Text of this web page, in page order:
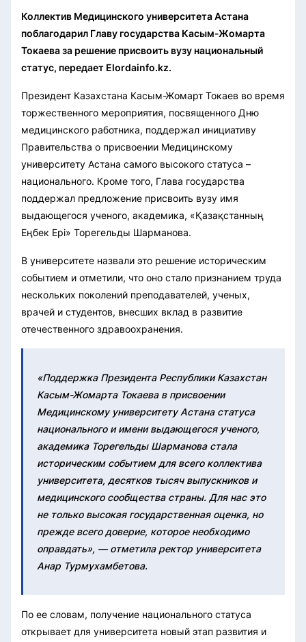
Коллектив Медицинского университета Астана
поблагодарил Главу государства Касым-Жомарта
Токаева за решение присвоить вузу национальный
статус, передает Elordainfo.kz.
Президент Казахстана Касым-Жомарт Токаев во время
торжественного мероприятия, посвященного Дню
медицинского работника, поддержал инициативу
Правительства о присвоении Медицинскому
университету Астана самого высокого статуса –
национального. Кроме того, Глава государства
поддержал предложение присвоить вузу имя
выдающегося ученого, академика, «Қазақстанның
Еңбек Ері» Торегельды Шарманова.
В университете назвали это решение историческим
событием и отметили, что оно стало признанием труда
нескольких поколений преподавателей, ученых,
врачей и студентов, внесших вклад в развитие
отечественного здравоохранения.
«Поддержка Президента Республики Казахстан
Касым-Жомарта Токаева в присвоении
Медицинскому университету Астана статуса
национального и имени выдающегося ученого,
академика Торегельды Шарманова стала
историческим событием для всего коллектива
университета, десятков тысяч выпускников и
медицинского сообщества страны. Для нас это
не только высокая государственная оценка, но
прежде всего доверие, которое необходимо
оправдать», — отметила ректор университета
Анар Турмухамбетова.
По ее словам, получение национального статуса
открывает для университета новый этап развития и